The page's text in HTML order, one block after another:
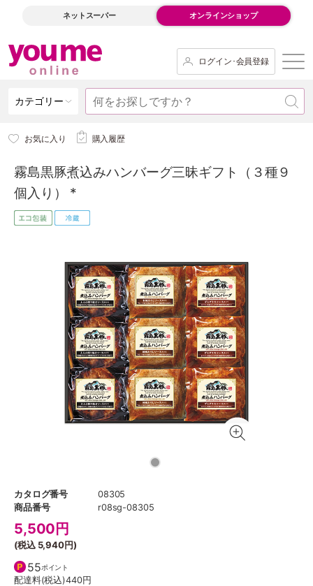
ネットスーパー オンラインショップ
ログイン･会員登録
カテゴリー
お気に入り 購入履歴
霧島黒豚煮込みハンバーグ三昧ギフト（３種９
個入り） *
カタログ番号
08305
商品番号
r08sg-08305
5,500 円
(税込 5,940円)
55ポイント
配達料(税込)440円